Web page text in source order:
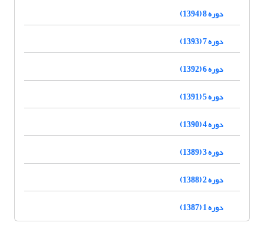
دوره 8 (1394)
دوره 7 (1393)
دوره 6 (1392)
دوره 5 (1391)
دوره 4 (1390)
دوره 3 (1389)
دوره 2 (1388)
دوره 1 (1387)